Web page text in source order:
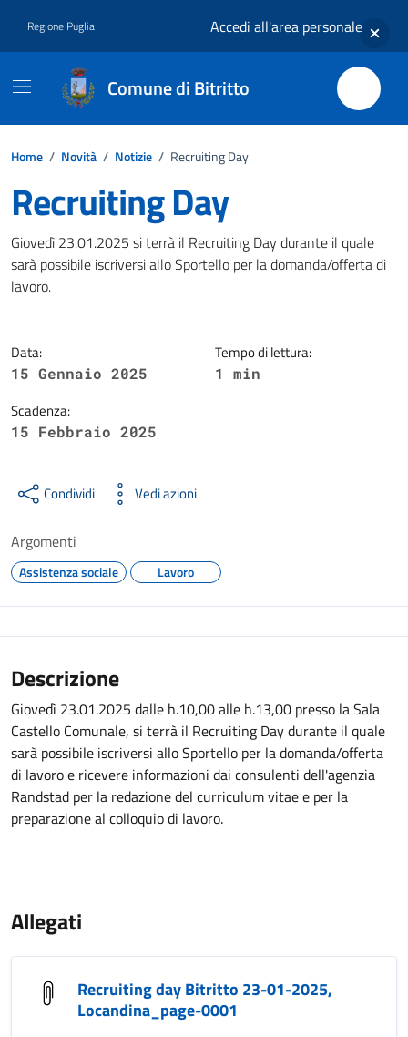
Regione Puglia Accedi all'area personale
Comune di Bitritto
Home / Novità / Notizie / Recruiting Day
Recruiting Day
Dettagli della notizia
Giovedì 23.01.2025 si terrà il Recruiting Day durante il quale
sarà possibile iscriversi allo Sportello per la domanda/offerta di
lavoro.
Data:
15 Gennaio 2025
Scadenza:
15 Febbraio 2025
Tempo di lettura:
1 min
Condividi Vedi azioni
Argomenti
Assistenza sociale Lavoro
Descrizione
Giovedì 23.01.2025 dalle h.10,00 alle h.13,00 presso la Sala
Castello Comunale, si terrà il Recruiting Day durante il quale
sarà possibile iscriversi allo Sportello per la domanda/offerta
di lavoro e ricevere informazioni dai consulenti dell'agenzia
Randstad per la redazione del curriculum vitae e per la
preparazione al colloquio di lavoro.
Allegati
Recruiting day Bitritto 23-01-2025,
Locandina_page-0001